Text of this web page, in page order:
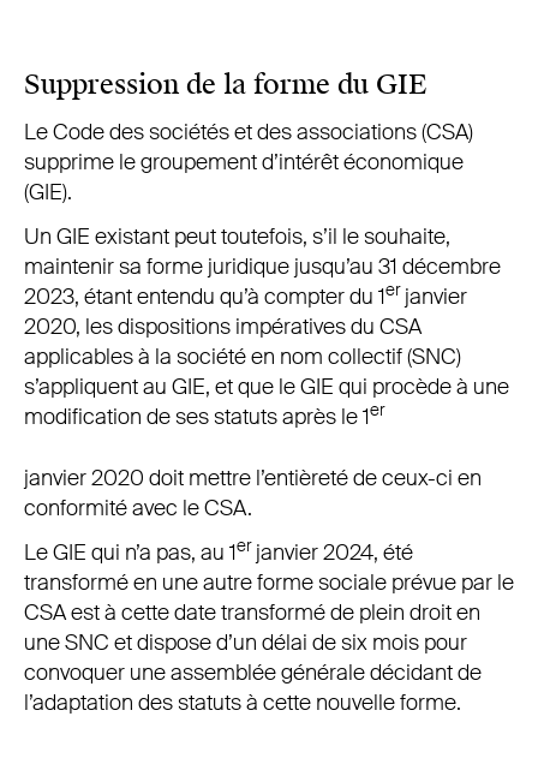
Suppression de la forme du GIE
Le Code des sociétés et des associations (CSA)
supprime le groupement d’intérêt économique
(GIE).
Un GIE existant peut toutefois, s’il le souhaite,
maintenir sa forme juridique jusqu’au 31 décembre
2023, étant entendu qu’à compter du 1erjanvier
2020, les dispositions impératives du CSA
applicables à la société en nom collectif (SNC)
s’appliquent au GIE, et que le GIE qui procède à une
modification de ses statuts après le 1er
janvier 2020 doit mettre l’entièreté de ceux-ci en
conformité avec le CSA.
Le GIE qui n’a pas, au 1erjanvier 2024, été
transformé en une autre forme sociale prévue par le
CSA est à cette date transformé de plein droit en
une SNC et dispose d’un délai de six mois pour
convoquer une assemblée générale décidant de
l’adaptation des statuts à cette nouvelle forme.